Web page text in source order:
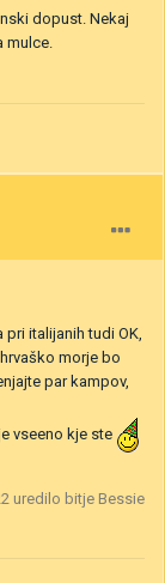
dopust. Nekaj
mulce.
italijanih tudi OK,
morje bo
par kampov,
vseeno kje ste
uredilo bitje Bessie